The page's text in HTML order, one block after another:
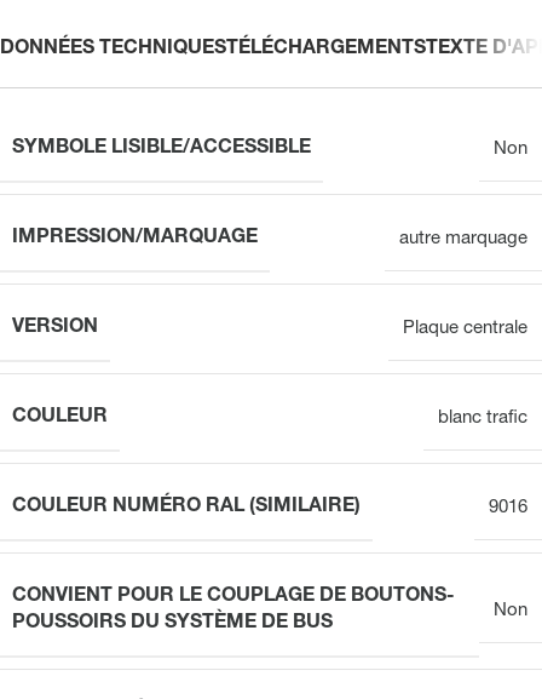
DONNÉES TECHNIQUESTÉLÉCHARGEMENTSTEXTE
SYMBOLE LISIBLE/ACCESSIBLE Non
IMPRESSION/MARQUAGE autre marquage
VERSION Plaque centrale
COULEUR blanc trafic
COULEUR NUMÉRO RAL (SIMILAIRE) 9016
CONVIENT POUR LE COUPLAGE DE BOUTONS-
POUSSOIRS DU SYSTÈME DE BUS
Non